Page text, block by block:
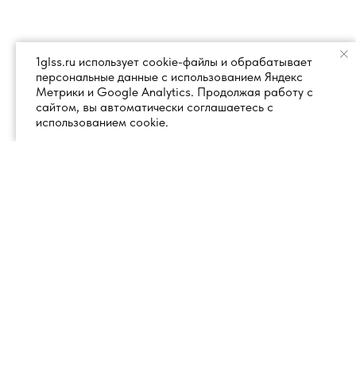
1glss.ru использует cookie-файлы и обрабатывает
персональные данные с использованием Яндекс
Метрики и Google Analytics. Продолжая работу с
сайтом, вы автоматически соглашаетесь с
использованием cookie.